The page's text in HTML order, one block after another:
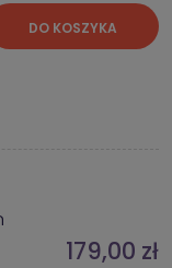
DO KOSZYKA
179,00 zł